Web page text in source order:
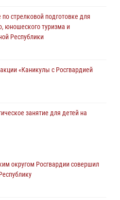
стрелковой подготовке для
юношеского туризма и
Республики
«Каникулы с Росгвардией
занятие для детей на
школы
округом Росгвардии совершил